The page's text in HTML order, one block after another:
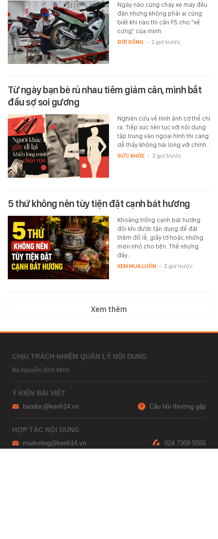
Ngày nào cũng chạy xe máy đều
đặn nhưng không phải ai cũng
biết khi nào thì cần F5 cho “xế
cưng” của mình.
ĐỜI SỐNG - 2 giờ trước
Từ ngày bạn bè rủ nhau tiêm giảm cân, mình bắt
đầu sợ soi gương
Nghiên cứu về hình ảnh cơ thể chỉ
ra: Tiếp xúc liên tục với nội dung
tập trung vào ngoại hình thì càng
dễ thấy không hài lòng với chính…
SỨC KHỎE - 2 giờ trước
5 thứ không nên tùy tiện đặt cạnh bát hương
Khoảng trống cạnh bát hương
đôi khi được tận dụng để đặt
thêm đồ lễ, giấy tờ hoặc những
món nhỏ cho tiện. Thế nhưng
đây…
XEM MUA LUÔN - 2 giờ trước
Xem thêm
CHỊU TRÁCH NHIỆM QUẢN LÝ NỘI DUNG
Bà Nguyễn Bích Minh
Ý KIẾN BÀI VIẾT
bandoc@kenh14.vn Câu hỏi thường gặp
HỢP TÁC NỘI DUNG
marketing@kenh14.vn 024 7309 5555